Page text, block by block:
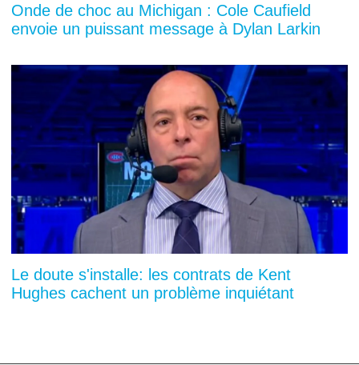
Onde de choc au Michigan : Cole Caufield
envoie un puissant message à Dylan Larkin
Le doute s'installe: les contrats de Kent
Hughes cachent un problème inquiétant